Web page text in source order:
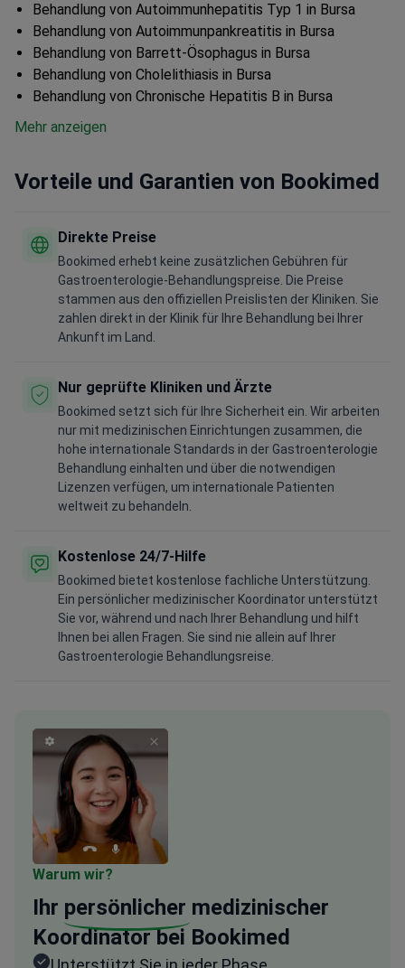
Behandlung von Autoimmunhepatitis Typ 1 in Bursa
Behandlung von Autoimmunpankreatitis in Bursa
Behandlung von Barrett-Ösophagus in Bursa
Behandlung von Cholelithiasis in Bursa
Behandlung von Chronische Hepatitis B in Bursa
Mehr anzeigen
Vorteile und Garantien von Bookimed
Direkte Preise
Bookimed erhebt keine zusätzlichen Gebühren für
Gastroenterologie-Behandlungspreise. Die Preise
stammen aus den offiziellen Preislisten der Kliniken. Sie
zahlen direkt in der Klinik für Ihre Behandlung bei Ihrer
Ankunft im Land.
Nur geprüfte Kliniken und Ärzte
Bookimed setzt sich für Ihre Sicherheit ein. Wir arbeiten
nur mit medizinischen Einrichtungen zusammen, die
hohe internationale Standards in der Gastroenterologie
Behandlung einhalten und über die notwendigen
Lizenzen verfügen, um internationale Patienten
weltweit zu behandeln.
Kostenlose 24/7-Hilfe
Bookimed bietet kostenlose fachliche Unterstützung.
Ein persönlicher medizinischer Koordinator unterstützt
Sie vor, während und nach Ihrer Behandlung und hilft
Ihnen bei allen Fragen. Sie sind nie allein auf Ihrer
Gastroenterologie Behandlungsreise.
Warum wir?
Ihr persönlicher medizinischer
Koordinator bei Bookimed